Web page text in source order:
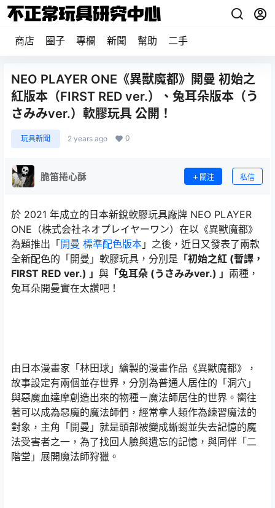
商店 圈子 專欄 新聞 幫助 二手
NEO PLAYER ONE《異獸魔都》開曼 初始之
紅版本（FIRST RED ver.）、兔耳朵版本（う
さみみver.）軟膠玩具 公開！
玩具新聞 2 years ago 0
脆笛捲心酥 關注 私信
於 2021 年成立的日本新銳軟膠玩具廠牌 NEO PLAYER
ONE（株式会社ネオプレイヤーワン）在以《異獸魔都》
為題推出「開曼 標準配色版本 」之後，近日又發表了兩款
全新配色的「開曼」軟膠玩具，分別是 「初始之紅 (暫譯，
FIRST RED ver.) 」 與 「兔耳朵 (うさみみver.) 」 兩種，
兔耳朵開曼實在太讚吧！
由日本漫畫家「林田球」繪製的漫畫作品《異獸魔都》，
故事設定有兩個並存世界，分別為普通人居住的「洞穴」
與惡魔血達摩創造出來的物種－魔法師居住的世界。嚮往
著可以成為惡魔的魔法師們，經常拿人類作為練習魔法的
對象，主角「開曼」就是頭部被變成蜥蜴並失去記憶的魔
法受害者之一，為了找回人臉與遺忘的記憶，與同伴「二
階堂」展開魔法師狩獵。